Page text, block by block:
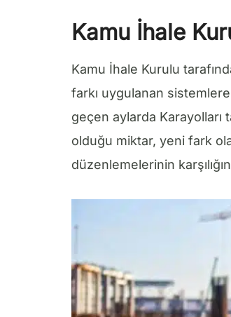
Kamu İhale
Kamu İhale Kurulu
farkı uygulanan
geçen aylarda Karayolları
olduğu miktar, yeni fark
düzenlemelerinin